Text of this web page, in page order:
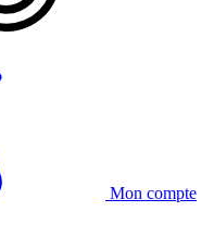
Mon compte